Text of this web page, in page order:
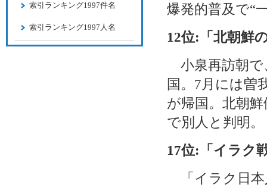
爆発的普及で“
12位:「北朝鮮
小泉再訪朝で
国。7月には曽
が帰国。北朝
で別人と判明。
17位:「イラク
「イラク日本
索引ランキング1997件名
索引ランキング1997人名